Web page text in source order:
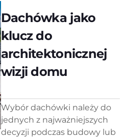
Dachówka jako
klucz do
architektonicznej
wizji domu
Wybór dachówki należy do
jednych z najważniejszych
decyzji podczas budowy lub